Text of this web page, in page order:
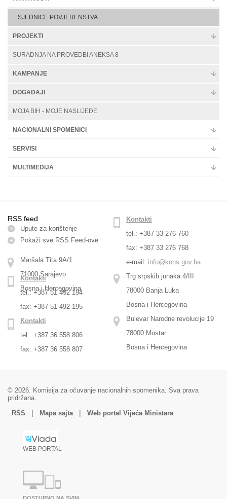
SJEDNICE POVJERENSTVA
PROJEKTI
SURADNJA NA PROVEDBI ANEKSA 8
KAMPANJE
DOGAĐAJI
MOJA BIH - MOJE NASLIJEĐE
NACIONALNI SPOMENICI
SERVISI
MULTIMEDIJA
RSS feed
Upute za korištenje
Pokaži sve RSS Feed-оve
Maršala Tita 9A/1
71000 Sarajevo
Bosna i Hercegovina
Kontakti
tel.: +387 33 276 760
fax: +387 33 276 768
e-mail: info@kons.gov.ba
Trg srpskih junaka 4/III
78000 Banja Luka
Bosna i Hercegovina
Kontakti
tel.: +387 51 492 194
fax: +387 51 492 195
Bulevar Narodne revolucije 19
78000 Mostar
Bosna i Hercegovina
Kontakti
tel.: +387 36 558 806
fax: +387 36 558 807
© 2026. Komisija za očuvanje nacionalnih spomenika. Sva prava
pridržana.
RSS
| Mapa sajta | Web portal Vijeća Ministara
WEB PORTAL
DOSTUPNO NA SVIM